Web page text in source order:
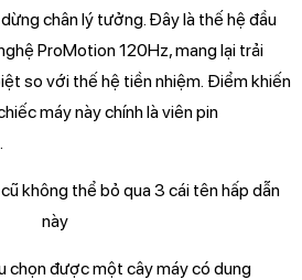
chân lý tưởng. Đây là thế hệ đầu
ProMotion 120Hz, mang lại trải
so với thế hệ tiền nhiệm. Điểm khiến
máy này chính là viên pin
chọn được một cây máy có dung